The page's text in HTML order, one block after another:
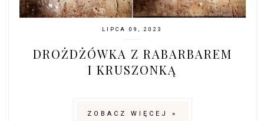
LIPCA 09, 2023
DROŻDŻÓWKA Z RABARBAREM
I KRUSZONKĄ
ZOBACZ WIĘCEJ »